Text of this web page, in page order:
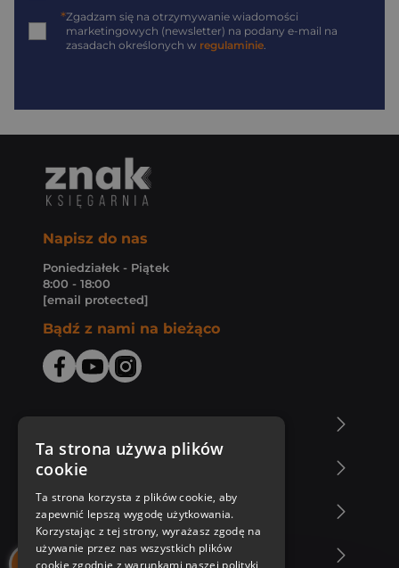
*Zgadzam się na otrzymywanie wiadomości
marketingowych (newsletter) na podany e-mail na
zasadach określonych w regulaminie.
Napisz do nas
Poniedziałek - Piątek
8:00 - 18:00
[email protected]
Bądź z nami na bieżąco
Zakupy u nas
Nasza oferta
Nasi autorzy
Ta strona używa plików
cookie
Ta strona korzysta z plików cookie, aby
zapewnić lepszą wygodę użytkowania.
Korzystając z tej strony, wyrażasz zgodę na
używanie przez nas wszystkich plików
cookie zgodnie z warunkami naszej polityki